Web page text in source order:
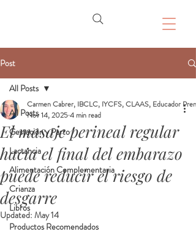
Post
All Posts
Gestación y Parto
Lactancia
Alimentación Complementaria
Crianza
Libros
Productos Recomendados
All Posts
El masaje perineal regular
hacia el final del embarazo
puede reducir el riesgo de
desgarre
Carmen Cabrer, IBCLC, IYCFS, CLAAS, Educador
Nov 14, 20254 min read
Updated: May 14